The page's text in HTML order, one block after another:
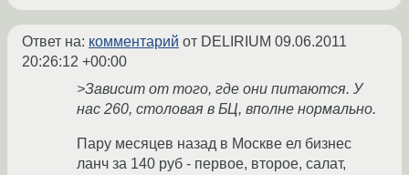
Ответ на: комментарий от DELIRIUM 09.06.2011
20:26:12 +00:00
>Зависит от того, где они питаются. У
нас 260, столовая в БЦ, вполне нормально.
Пару месяцев назад в Москве ел бизнес
ланч за 140 руб - первое, второе, салат,